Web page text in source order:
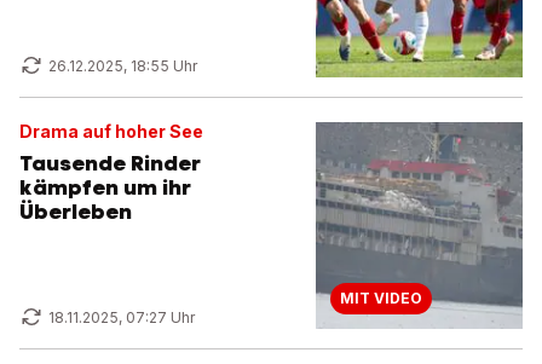
26.12.2025, 18:55 Uhr
Drama auf hoher See
Tausende Rinder
kämpfen um ihr
Überleben
18.11.2025, 07:27 Uhr
MIT VIDEO